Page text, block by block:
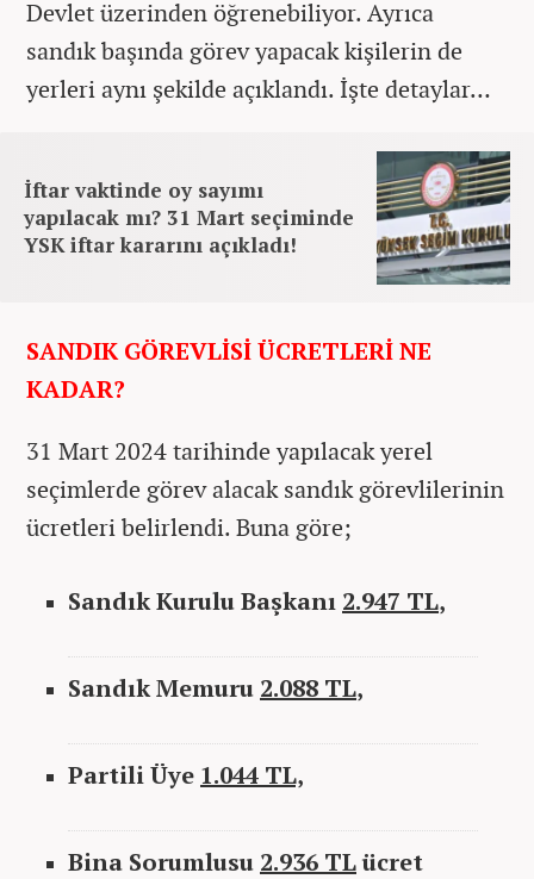
Devlet üzerinden öğrenebiliyor. Ayrıca
sandık başında görev yapacak kişilerin de
yerleri aynı şekilde açıklandı. İşte detaylar…
İftar vaktinde oy sayımı
yapılacak mı? 31 Mart seçiminde
YSK iftar kararını açıkladı!
SANDIK GÖREVLİSİ ÜCRETLERİ NE
KADAR?
31 Mart 2024 tarihinde yapılacak yerel
seçimlerde görev alacak sandık görevlilerinin
ücretleri belirlendi. Buna göre;
Sandık Kurulu Başkanı 2.947 TL,
Sandık Memuru 2.088 TL,
Partili Üye 1.044 TL,
Bina Sorumlusu 2.936 TLücret